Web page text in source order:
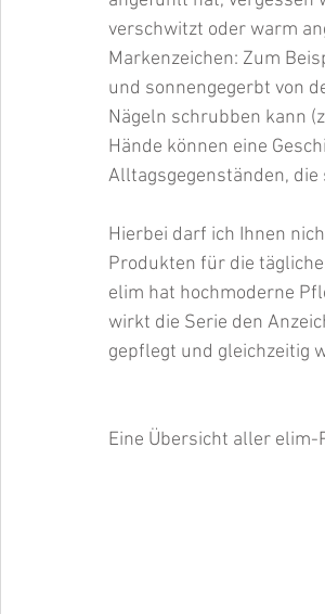
verschwitzt oder warm
Markenzeichen: Zum
und sonnengegerbt von
Nägeln schrubben kann
Hände können eine
Alltagsgegenständen,
Hierbei darf ich Ihnen
Produkten für die
elim hat hochmoderne
wirkt die Serie den
gepflegt und gleichzeitig
Eine Übersicht aller